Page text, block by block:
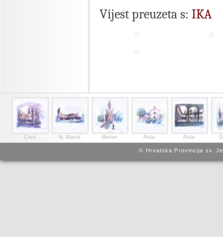
Vijest preuzeta s: IKA
Cres N. Marof Molve Pula Pula
© Hrvatska Provincija sv.